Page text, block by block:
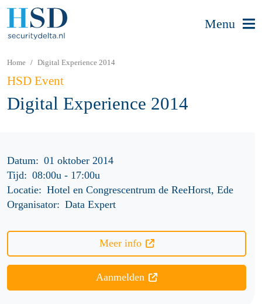
Menu
Home Digital Experience 2014
HSD Event
Digital Experience 2014
Datum: 01 oktober 2014
Tijd: 08:00u- 17:00u
Locatie: Hotel en Congrescentrum de ReeHorst, Ede
Organisator: Data Expert
Meer info
Aanmelden